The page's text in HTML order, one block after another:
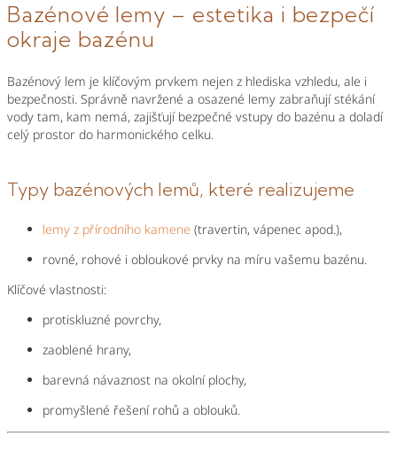
Bazénové lemy – estetika i bezpečí
okraje bazénu
Bazénový lem je klíčovým prvkem nejen z hlediska vzhledu, ale i
bezpečnosti. Správně navržené a osazené lemy zabraňují stékání
vody tam, kam nemá, zajišťují bezpečné vstupy do bazénu a doladí
celý prostor do harmonického celku.
Typy bazénových lemů, které realizujeme
lemy z přírodního kamene (travertin, vápenec apod.),
rovné, rohové i obloukové prvky na míru vašemu bazénu.
Klíčové vlastnosti:
protiskluzné povrchy,
zaoblené hrany,
barevná návaznost na okolní plochy,
promyšlené řešení rohů a oblouků.